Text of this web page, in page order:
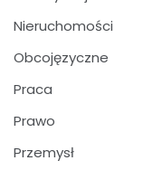
Nieruchomości
Obcojęzyczne
Praca
Prawo
Przemysł